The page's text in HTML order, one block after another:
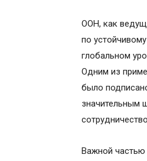
ООН, как
по
глобальном
Одним из
было
значительным
Важной частью